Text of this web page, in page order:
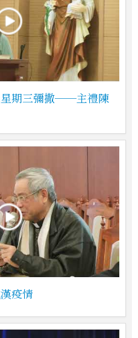
星期三彌撒──主禮陳
疫情